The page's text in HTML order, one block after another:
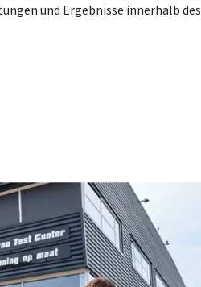
und Ergebnisse innerhalb des